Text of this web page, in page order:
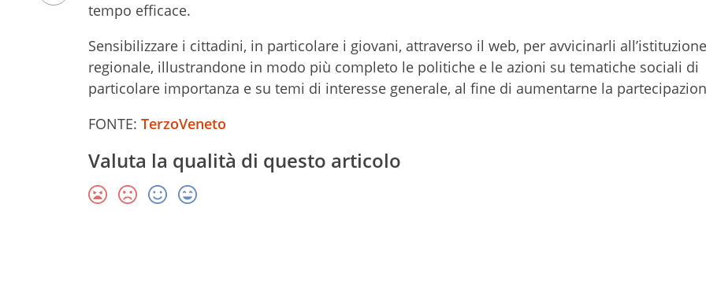
tempo efficace.
Sensibilizzare i cittadini, in particolare i giovani, attraverso il web, per avvicinarli all’istituzione
regionale, illustrandone in modo più completo le politiche e le azioni su tematiche sociali di
particolare importanza e su temi di interesse generale, al fine di aumentarne la
FONTE: TerzoVeneto
Valuta la qualità di questo articolo